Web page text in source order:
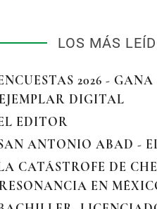
LOS MÁS
2026 -
EJEMPLAR DIGITAL
EDITOR
ANTONIO ABAD -
CATÁSTROFE DE
RESONANCIA EN